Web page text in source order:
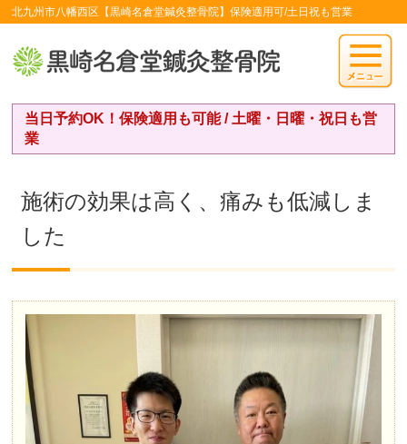
北九州市八幡西区【黒崎名倉堂鍼灸整骨院】保険適用可/土日祝も営業
当日予約OK！保険適用も可能 / 土曜・日曜・祝日も営
業
施術の効果は高く、痛みも低減しま
した